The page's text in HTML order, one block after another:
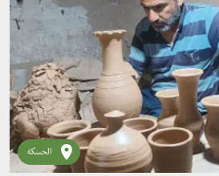
الحسكة